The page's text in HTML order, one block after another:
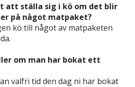
att ställa sig i kö om det blir
på något matpaket?
kö till något av matpaketen
om man har bokat ett
valfri tid den dag ni har bokat